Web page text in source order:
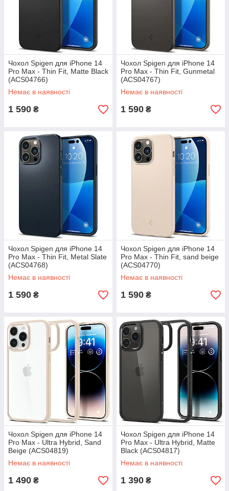
Чохол Spigen для iPhone 14
Pro Max - Thin Fit, Matte Black
(ACS04766)
Немає в наявності
1 590 ₴
Чохол Spigen для iPhone 14
Pro Max - Thin Fit, Gunmetal
(ACS04767)
Немає в наявності
1 590 ₴
Чохол Spigen для iPhone 14
Pro Max - Thin Fit, Metal Slate
(ACS04768)
Немає в наявності
1 590 ₴
Чохол Spigen для iPhone 14
Pro Max - Thin Fit, sand beige
(ACS04770)
Немає в наявності
1 590 ₴
Чохол Spigen для iPhone 14
Pro Max - Ultra Hybrid, Sand
Beige (ACS04819)
Немає в наявності
1 490 ₴
Чохол Spigen для iPhone 14
Pro Max - Ultra Hybrid, Matte
Black (ACS04817)
Немає в наявності
1 390 ₴